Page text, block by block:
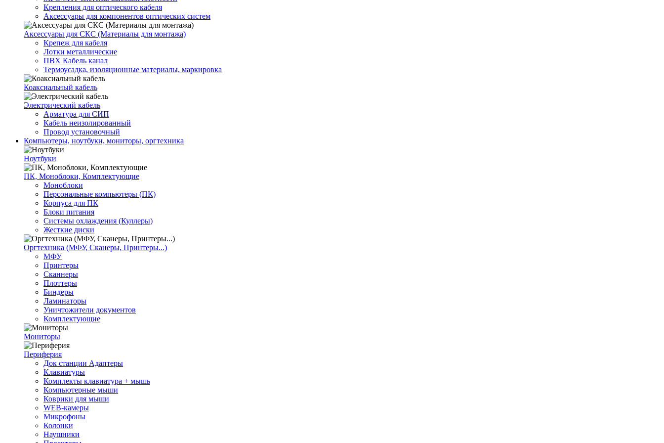
Крепления для оптического кабеля
Аксессуары для компонентов оптических систем
Аксессуары для СКС (Материалы для монтажа)
Крепеж для кабеля
Лотки металлические
ПВХ Кабель канал
Термоусадка, изоляционные материалы, маркировка
Коаксиальный кабель
Электрический кабель
Арматура для СИП
Кабель неизолированный
Провод установочный
Компьютеры, ноутбуки, мониторы, оргтехника
Ноутбуки
ПК, Моноблоки, Комплектующие
Моноблоки
Персональные компьютеры (ПК)
Корпуса для ПК
Блоки питания
Системы охлаждения (Куллеры)
Жесткие диски
Оргтехника (МФУ, Сканеры, Принтеры...)
МФУ
Принтеры
Сканнеры
Плоттеры
Биндеры
Ламинаторы
Уничтожители документов
Комплектующие
Мониторы
Периферия
Док станции Адаптеры
Клавиатуры
Комплекты клавиатура + мышь
Компьютерные мыши
Коврики для мыши
WEB-камеры
Микрофоны
Колонки
Наушники